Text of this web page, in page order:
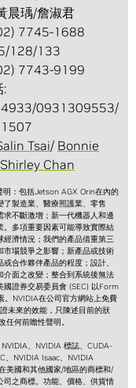
晨瑀/詹淑君
7745-1688
128/133
7743-9199
:
0931309553/
Tsai/ Bonnie
Shirley Chan
：包括Jetson AGX Orin在內的
製造業、醫療照護業、零售
不斷激增；新一代機器人和邊
多項重要因素可能導致實際結
濟情況；我們的產品借重第三
場競爭之影響；新產品或技術
合作夥伴產品的程度；設計、
面之改變；整合到系統後無法
證券交易委員會 (SEC) 以Form
。NVIDIA在公司官方網站上免費
未來的效能，只陳述目前的狀
何前瞻性聲明。
、NVIDIA 標誌、CUDA-
、NVIDIA Isaac、NVIDIA
美國和其他國家/地區的商標和/
之商標。功能、價格、供貨情